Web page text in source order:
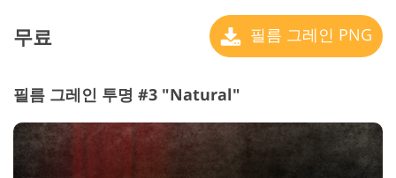
무료 필름 그레인 PNG
필름 그레인 투명 #3 "Natural"